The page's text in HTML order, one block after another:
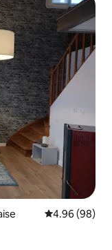
Calificación
4.96 (98)